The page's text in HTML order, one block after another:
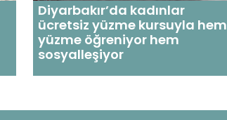
Diyarbakır’da kadınlar
ücretsiz yüzme kursuyla hem
yüzme öğreniyor hem
sosyalleşiyor